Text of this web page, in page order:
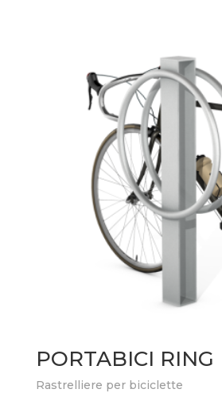
PORTABICI RING
Rastrelliere per biciclette